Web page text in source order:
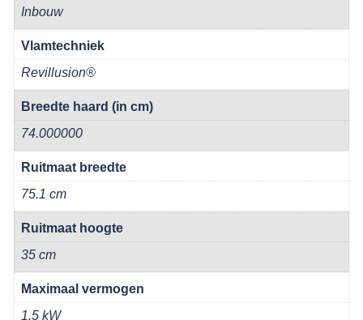
Inbouw
Vlamtechniek
Revillusion®
Breedte haard (in cm)
74.000000
Ruitmaat breedte
75.1 cm
Ruitmaat hoogte
35 cm
Maximaal vermogen
1.5 kW